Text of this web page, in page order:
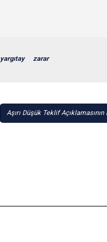
yargıtay zarar
Aşırı Düşük Teklif